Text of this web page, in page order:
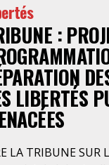
:
LIBERTÉS
LA TRIBUNE SUR